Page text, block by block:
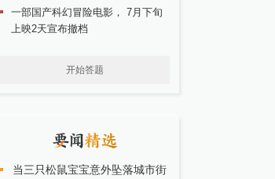
一部国产科幻冒险电影， 7月下旬
上映2天宣布撤档
开始答题
当三只松鼠宝宝意外坠落城市街